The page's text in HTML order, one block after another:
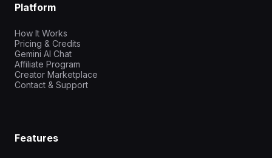
Platform
How It Works
Pricing & Credits
Gemini AI Chat
Affiliate Program
Creator Marketplace
Contact & Support
Features